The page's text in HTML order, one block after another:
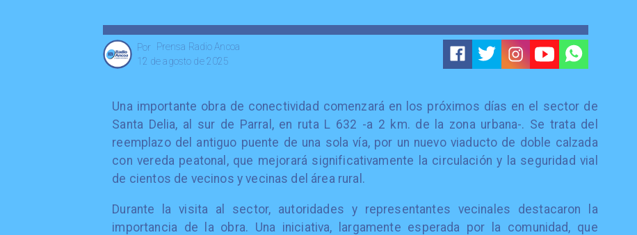
Prensa Radio Ancoa
Por
12 de agosto de 2025
Una importante obra de conectividad comenzará en los próximos días en el sector de
Santa Delia, al sur de Parral, en ruta L 632 -a 2 km. de la zona urbana-. Se trata del
reemplazo del antiguo puente de una sola vía, por un nuevo viaducto de doble calzada
con vereda peatonal, que mejorará significativamente la circulación y la seguridad vial
de cientos de vecinos y vecinas del área rural.
Durante la visita al sector, autoridades y representantes vecinales destacaron la
importancia de la obra. Una iniciativa, largamente esperada por la comunidad, que